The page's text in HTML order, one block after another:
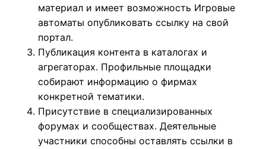
материал и имеет возможность Игровые
автоматы опубликовать ссылку на свой
портал.
Публикация контента в каталогах и
агрегаторах. Профильные площадки
собирают информацию о фирмах
конкретной тематики.
Присутствие в специализированных
форумах и сообществах. Деятельные
участники способны оставлять ссылки в